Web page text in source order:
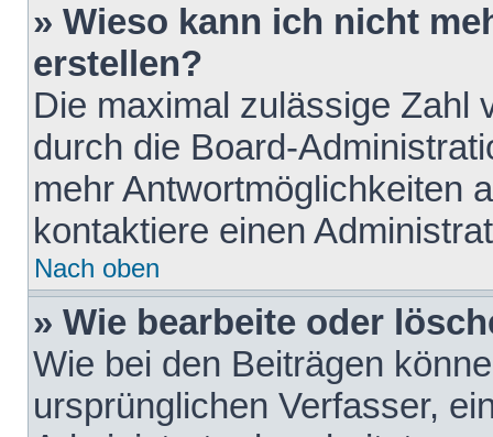
» Wieso kann ich nicht
erstellen?
Die maximal zulässige Zahl
durch die Board-
mehr Antwortmöglichkeiten
kontaktiere einen
Nach oben
» Wie bearbeite oder
Wie bei den Beiträgen
ursprünglichen Verfasser,